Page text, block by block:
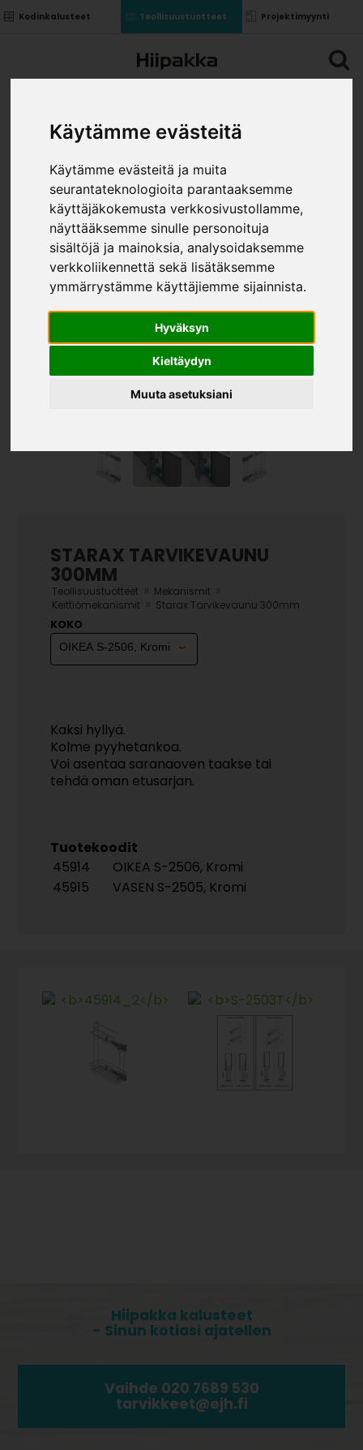
Käytämme evästeitä
Käytämme evästeitä ja muita
seurantateknologioita parantaaksemme
käyttäjäkokemusta verkkosivustollamme,
näyttääksemme sinulle personoituja
sisältöjä ja mainoksia, analysoidaksemme
verkkoliikennettä sekä lisätäksemme
ymmärrystämme käyttäjiemme sijainnista.
Hyväksyn
Kieltäydyn
Muuta asetuksiani
Kodinkalusteet Teollisuustuotteet Projektimyynti
STARAX TARVIKEVAUNU
300MM
Teollisuustuotteet Mekanismit
Keittiömekanismit Starax Tarvikevaunu 300mm
KOKO
Kaksi hyllyä.
Kolme pyyhetankoa.
Voi asentaa saranaoven taakse tai
tehdä oman etusarjan.
Tuotekoodit
45914
OIKEA S-2506, Kromi
45915
VASEN S-2505, Kromi
Hiipakka kalusteet
- Sinun kotiasi ajatellen
Vaihde 020 7689 530
tarvikkeet@ejh.fi